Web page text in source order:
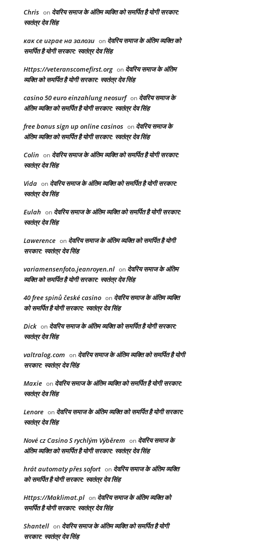
Chris on देवरिय समाज के अंतिम व्यक्ति को समर्पित है योगी सरकार:
स्वतंत्र देव सिंह
как се играе на залози on देवरिय समाज के अंतिम व्यक्ति को
समर्पित है योगी सरकार: स्वतंत्र देव सिंह
Https://veteranscomefirst.org on देवरिय समाज के अंतिम
व्यक्ति को समर्पित है योगी सरकार: स्वतंत्र देव सिंह
casino 50 euro einzahlung neosurf on देवरिय समाज के
अंतिम व्यक्ति को समर्पित है योगी सरकार: स्वतंत्र देव सिंह
free bonus sign up online casinos on देवरिय समाज के
अंतिम व्यक्ति को समर्पित है योगी सरकार: स्वतंत्र देव सिंह
Colin on देवरिय समाज के अंतिम व्यक्ति को समर्पित है योगी सरकार:
स्वतंत्र देव सिंह
Vida on देवरिय समाज के अंतिम व्यक्ति को समर्पित है योगी सरकार:
स्वतंत्र देव सिंह
Eulah on देवरिय समाज के अंतिम व्यक्ति को समर्पित है योगी सरकार:
स्वतंत्र देव सिंह
Lawerence on देवरिय समाज के अंतिम व्यक्ति को समर्पित है योगी
सरकार: स्वतंत्र देव सिंह
variamensenfoto.jeanroyen.nl on देवरिय समाज के अंतिम
व्यक्ति को समर्पित है योगी सरकार: स्वतंत्र देव सिंह
40 free spinů české casino on देवरिय समाज के अंतिम व्यक्ति
को समर्पित है योगी सरकार: स्वतंत्र देव सिंह
Dick on देवरिय समाज के अंतिम व्यक्ति को समर्पित है योगी सरकार:
स्वतंत्र देव सिंह
valtralog.com on देवरिय समाज के अंतिम व्यक्ति को समर्पित है योगी
सरकार: स्वतंत्र देव सिंह
Maxie on देवरिय समाज के अंतिम व्यक्ति को समर्पित है योगी सरकार:
स्वतंत्र देव सिंह
Lenore on देवरिय समाज के अंतिम व्यक्ति को समर्पित है योगी सरकार:
स्वतंत्र देव सिंह
Nové cz Casino S rychlým Výběrem on देवरिय समाज के
अंतिम व्यक्ति को समर्पित है योगी सरकार: स्वतंत्र देव सिंह
hrát automaty přes sofort on देवरिय समाज के अंतिम व्यक्ति
को समर्पित है योगी सरकार: स्वतंत्र देव सिंह
Https://Maklimat.pl on देवरिय समाज के अंतिम व्यक्ति को
समर्पित है योगी सरकार: स्वतंत्र देव सिंह
Shantell on देवरिय समाज के अंतिम व्यक्ति को समर्पित है योगी
सरकार: स्वतंत्र देव सिंह